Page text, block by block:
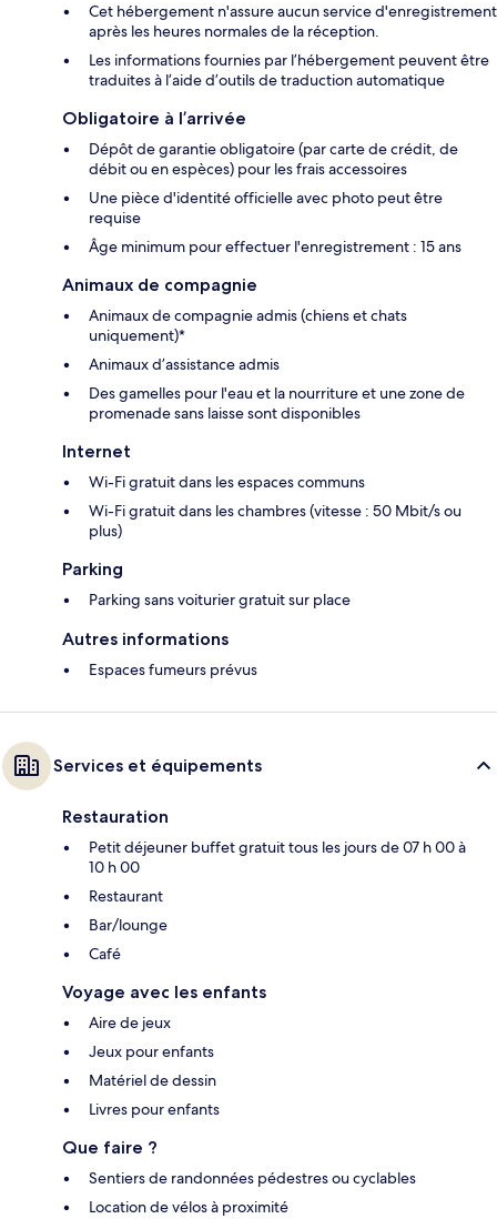
Cet hébergement n'assure aucun service d'enregistrement
après les heures normales de la réception.
Les informations fournies par l’hébergement peuvent être
traduites à l’aide d’outils de traduction automatique
Obligatoire à l’arrivée
Dépôt de garantie obligatoire (par carte de crédit, de
débit ou en espèces) pour les frais accessoires
Une pièce d'identité officielle avec photo peut être
requise
Âge minimum pour effectuer l'enregistrement : 15 ans
Animaux de compagnie
Animaux de compagnie admis (chiens et chats
uniquement)*
Animaux d’assistance admis
Des gamelles pour l'eau et la nourriture et une zone de
promenade sans laisse sont disponibles
Internet
Wi-Fi gratuit dans les espaces communs
Wi-Fi gratuit dans les chambres (vitesse : 50 Mbit/s ou
plus)
Parking
Parking sans voiturier gratuit sur place
Autres informations
Espaces fumeurs prévus
Services et équipements
Restauration
Petit déjeuner buffet gratuit tous les jours de 07 h 00 à
10 h 00
Restaurant
Bar/lounge
Café
Voyage avec les enfants
Aire de jeux
Jeux pour enfants
Matériel de dessin
Livres pour enfants
Que faire ?
Sentiers de randonnées pédestres ou cyclables
Location de vélos à proximité